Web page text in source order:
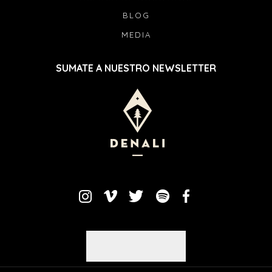
BLOG
MEDIA
SUMATE A NUESTRO NEWSLETTER